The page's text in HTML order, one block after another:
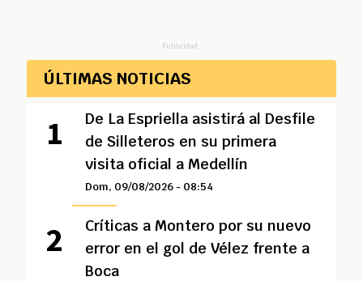
Publicidad
ÚLTIMAS NOTICIAS
De La Espriella asistirá al Desfile
de Silleteros en su primera
visita oficial a Medellín
Dom, 09/08/2026 - 08:54
Críticas a Montero por su nuevo
error en el gol de Vélez frente a
Boca